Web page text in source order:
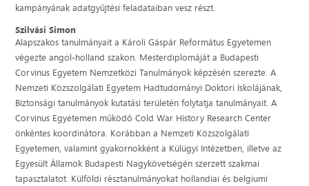
kampányának adatgyűjtési feladataiban vesz részt.
Szilvási Simon
Alapszakos tanulmányait a Károli Gáspár Református Egyetemen
végezte angol-holland szakon. Mesterdiplomáját a Budapesti
Corvinus Egyetem Nemzetközi Tanulmányok képzésén szerezte. A
Nemzeti Közszolgálati Egyetem Hadtudományi Doktori Iskolájának,
Biztonsági tanulmányok kutatási területén folytatja tanulmányait. A
Corvinus Egyetemen működő Cold War History Research Center
önkéntes koordinátora. Korábban a Nemzeti Közszolgálati
Egyetemen, valamint gyakornokként a Külügyi Intézetben, illetve az
Egyesült Államok Budapesti Nagykövetségén szerzett szakmai
tapasztalatot. Külföldi résztanulmányokat hollandiai és belgiumi